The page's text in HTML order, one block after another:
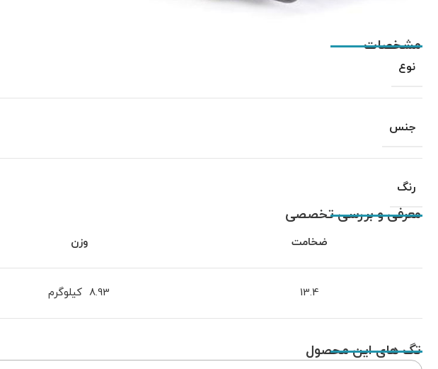
مشخصات
نوع
جنس
رنگ
معرفی و بررسی تخصصی
ضخامت وزن
13.4 8.93 کیلوگرم
تگ های این محصول